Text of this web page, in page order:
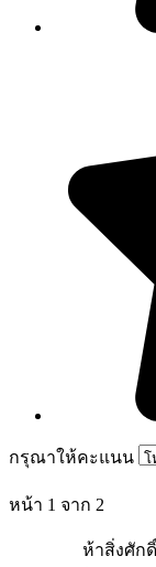
กรุณาให้คะแนน
หน้า 1 จาก 2
ห้าสิ่งศักดิ์สิทธิ์ใ